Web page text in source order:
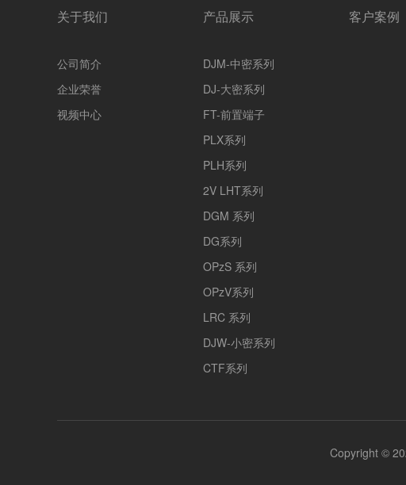
关于我们
公司简介
企业荣誉
视频中心
产品展示
DJM-中密系列
DJ-大密系列
FT-前置端子
PLX系列
PLH系列
2V LHT系列
DGM 系列
DG系列
OPzS 系列
OPzV系列
LRC 系列
DJW-小密系列
CTF系列
客户案例
Copyright ©